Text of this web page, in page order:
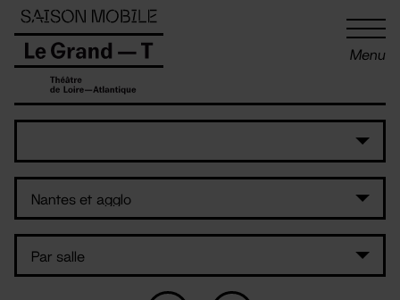
Menu
Panneau de gestion des cookies